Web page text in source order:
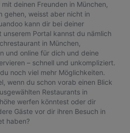
deinen Freunden in München,
gehen, weisst aber nicht in
kann dir bei deiner
unserem Portal kannst du nämlich
in München,
und online für dich und deine
– schnell und unkompliziert.
noch viel mehr Möglichkeiten.
wenn du schon vorab einen Blick
Restaurants in
werfen könntest oder dir
Gäste vor dir ihren Besuch in
haben?